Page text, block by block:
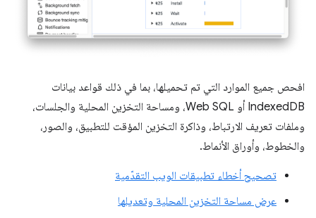
افحص جميع الموارد التي تم تحميلها، بما في ذلك قواعد بيانات
IndexedDB أو Web SQL، ومساحة التخزين المحلية والجلسات،
وملفات تعريف الارتباط، وذاكرة التخزين المؤقت للتطبيق، والصور،
والخطوط، وأوراق الأنماط.
تصحيح أخطاء تطبيقات الويب التقدّمية
عرض مساحة التخزين المحلية وتعديلها